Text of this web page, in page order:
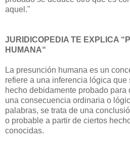
aquel."
JURIDICOPEDIA TE EXPLICA
HUMANA“
La presunción humana es un
refiere a una inferencia lógica que
hecho debidamente probado
una consecuencia ordinaria o
palabras, se trata de una
o probable a partir de ciertos
conocidas.